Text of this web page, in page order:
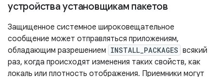
устройства установщикам пакетов
Защищенное системное широковещательное
сообщение может отправляться приложениям,
обладающим разрешением INSTALL_PACKAGES всякий
раз, когда происходят изменения таких свойств, как
локаль или плотность отображения. Приемники могут